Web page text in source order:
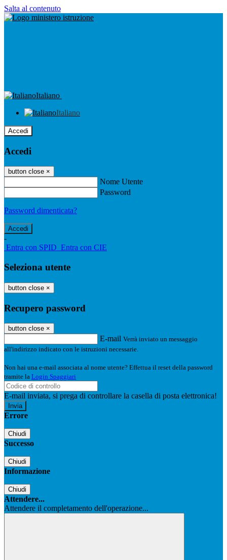
Salta al contenuto
Italiano
Italiano
Accedi
Accedi
button close ×
Nome Utente
Password
Password dimenticata?
-
Entra con SPID Entra con CIE
Seleziona utente
button close ×
Recupero password
button close ×
E-mail Verrà inviato un messaggio
all'indirizzo indicato con le istruzioni necessarie.
Non hai una e-mail associata al nome utente? Effettua il reset della password
tramite la Login Spaggiari
E-mail inviata, si prega di controllare la casella di posta elettronica!
Errore
Chiudi
Successo
Chiudi
Informazione
Chiudi
Attendere...
Attendere il completamento dell'operazione...